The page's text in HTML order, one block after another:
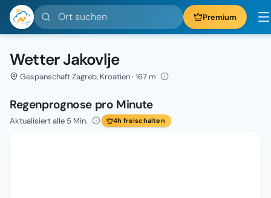
Ort suchen Premium
Wetter Jakovlje
Gespanschaft Zagreb, Kroatien · 167 m
Regenprognose pro Minute
Aktualisiert alle 5 Min. 4h freischalten